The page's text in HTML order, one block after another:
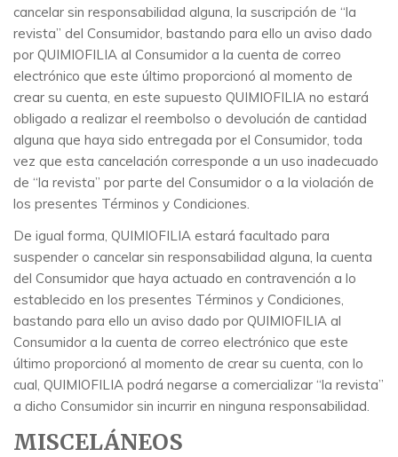
cancelar sin responsabilidad alguna, la suscripción de “la
revista” del Consumidor, bastando para ello un aviso dado
por QUIMIOFILIA al Consumidor a la cuenta de correo
electrónico que este último proporcionó al momento de
crear su cuenta, en este supuesto QUIMIOFILIA no estará
obligado a realizar el reembolso o devolución de cantidad
alguna que haya sido entregada por el Consumidor, toda
vez que esta cancelación corresponde a un uso inadecuado
de “la revista” por parte del Consumidor o a la violación de
los presentes Términos y Condiciones.
De igual forma, QUIMIOFILIA estará facultado para
suspender o cancelar sin responsabilidad alguna, la cuenta
del Consumidor que haya actuado en contravención a lo
establecido en los presentes Términos y Condiciones,
bastando para ello un aviso dado por QUIMIOFILIA al
Consumidor a la cuenta de correo electrónico que este
último proporcionó al momento de crear su cuenta, con lo
cual, QUIMIOFILIA podrá negarse a comercializar “la revista”
a dicho Consumidor sin incurrir en ninguna responsabilidad.
MISCELÁNEOS